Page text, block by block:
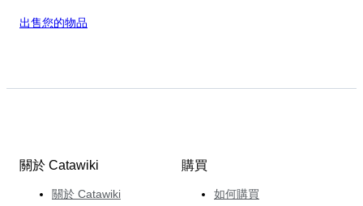
出售您的物品
關於 Catawiki
關於 Catawiki
購買
如何購買